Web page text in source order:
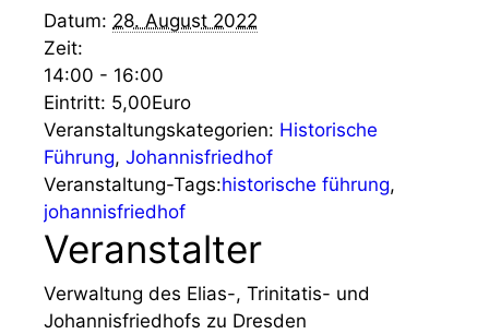
Datum: 28. August 2022
Zeit:
14:00 - 16:00
Eintritt: 5,00Euro
Veranstaltungskategorien: Historische
Führung, Johannisfriedhof
Veranstaltung-Tags:historische führung,
johannisfriedhof
Veranstalter
Verwaltung des Elias-, Trinitatis- und
Johannisfriedhofs zu Dresden